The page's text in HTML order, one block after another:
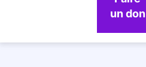
un don